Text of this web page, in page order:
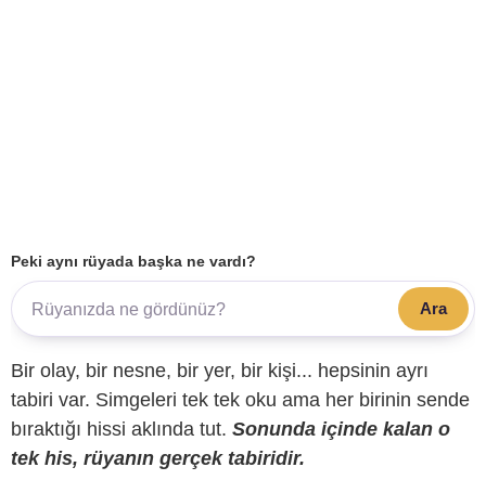
Peki aynı rüyada başka ne vardı?
Ara
Bir olay, bir nesne, bir yer, bir kişi... hepsinin ayrı
tabiri var. Simgeleri tek tek oku ama her birinin sende
bıraktığı hissi aklında tut. Sonunda içinde kalan o
tek his, rüyanın gerçek tabiridir.